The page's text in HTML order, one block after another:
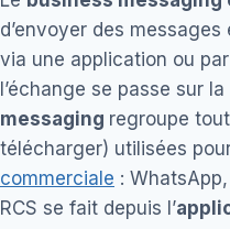
d’envoyer des
via une application ou
l’échange se passe sur
messaging regroupe
télécharger) utilisées
commerciale :
RCS se fait depuis l’